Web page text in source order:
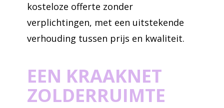
kosteloze offerte zonder
verplichtingen, met een uitstekende
verhouding tussen prijs en kwaliteit.
EEN KRAAKNET
ZOLDERRUIMTE